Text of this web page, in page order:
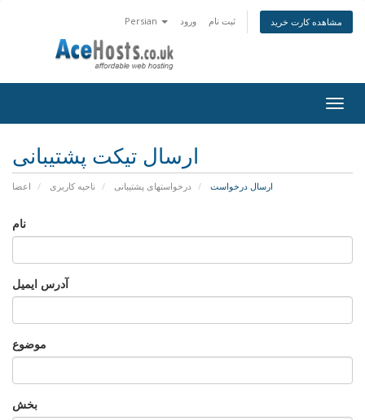
Persian ورود ثبت نام مشاهده کارت خرید
ارسال تیکت پشتیبانی
اعضا ناحیه کاربری درخواستهای پشتیبانی ارسال درخواست
نام
آدرس ایمیل
موضوع
بخش